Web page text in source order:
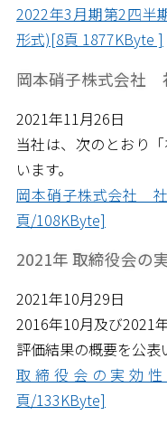
2022年3月期第2四半
形式)[8頁 1877KByte ]
岡本硝子株式会社
2021年11月26日
当社は、次のとおり
います。
岡本硝子株式会社
頁/108KByte]
2021年 取締役会の
2021年10月29日
2016年10月及び2021
評価結果の概要を公表
取締役会の実効
頁/133KByte]